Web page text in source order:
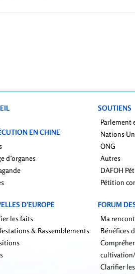
Suède, en Juin
EN CHINE
d’organes
D’EUROPE
les faits
& Rassemblements
SOUTIENS
Parlement
Nations
ONG
Autres
DAFOH
Pétition
FORUM
Ma
Bénéfices
Clarifier